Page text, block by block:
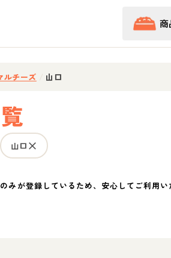
商
ルチーズ 山口
山口
みが登録しているため、安心してご利用